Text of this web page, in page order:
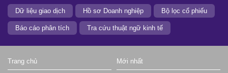
Dữ liệu giao dịch Hồ sơ Doanh nghiệp Bộ lọc cổ phiếu
Báo cáo phân tích Tra cứu thuật ngữ kinh tế
Trang chủ Mới nhất